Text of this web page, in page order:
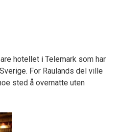
hotellet i Telemark som har
For Raulands del ville
sted å overnatte uten